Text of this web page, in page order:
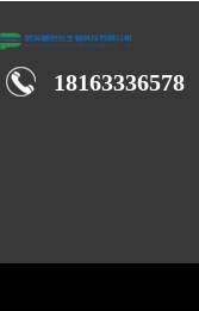
18163336578